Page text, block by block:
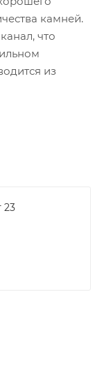
камней.
что
из
23